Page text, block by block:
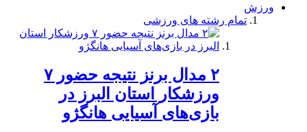
ورزش
تمام رشته های ورزشی
۲ مدال برنز نتیجه حضور ۷
ورزشکار استان البرز در
بازی‌های آسیایی هانگژو